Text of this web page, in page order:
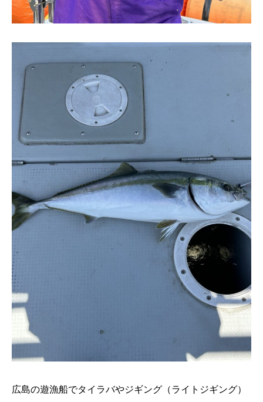
広島の遊漁船でタイラバやジギング（ライトジギング）